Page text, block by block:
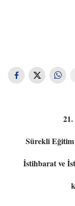
Sürekli
İstihbarat ve